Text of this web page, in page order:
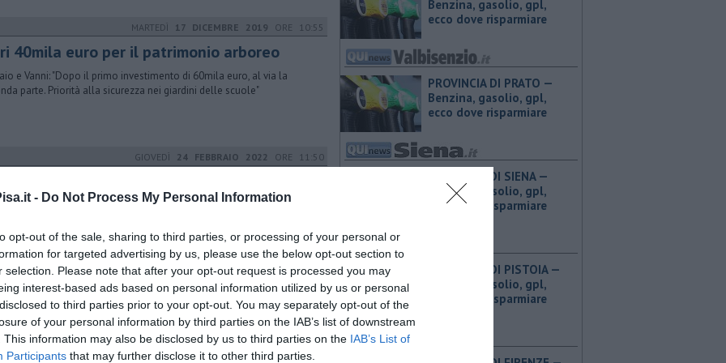
- Do Not Process My Personal Information
opt-out of the sale, sharing to third parties, or processing of your personal or
for targeted advertising by us, please use the below opt-out section to
selection. Please note that after your opt-out request is processed you may
interest-based ads based on personal information utilized by us or personal
to third parties prior to your opt-out. You may separately opt-out of the
of your personal information by third parties on the IAB’s list of downstream
This information may also be disclosed by us to third parties on the IAB’s List of
Participants that may further disclose it to other third parties.
MARTEDÌ 17 DICEMBRE 2019 ORE 10:55
40mila euro per il patrimonio arboreo
e Vanni: "Dopo il primo investimento di 60mila euro, al via la
parte. Priorità alla sicurezza nei giardini delle scuole"
GIOVEDÌ 24 FEBBRAIO 2022 ORE 11:50
piantato sul viale delle Piagge, è corredato da una targa dedicata
MARTEDÌ 26 NOVEMBRE 2024ORE 19:30
a soli 26 anni, è lutto per Alessio
una malattia che si è protratta a lungo, Alessio Gradassi è venuto a
giovanissimo. Lavorava con padre e fratelli alla Carrozzeria
Benzina, gasolio, gpl,
ecco dove risparmiare
PROVINCIA DI PRATO — ​
Benzina, gasolio, gpl,
ecco dove risparmiare
PROVINCIA DI SIENA — ​
Benzina, gasolio, gpl,
ecco dove risparmiare
PROVINCIA DI PISTOIA — ​
Benzina, gasolio, gpl,
ecco dove risparmiare